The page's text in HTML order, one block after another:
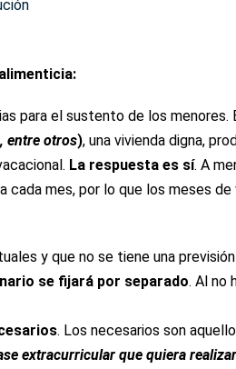
para el sustento de los
entre otros), una vivienda digna,
La respuesta es sí. A
mes, por lo que los meses
y que no se tiene una
se fijará por separado. Al no
. Los necesarios son
extracurricular que quiera